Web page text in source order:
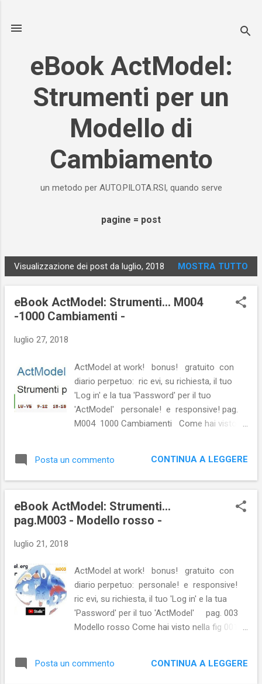
eBook ActModel:
Strumenti per un
Modello di
Cambiamento
un metodo per AUTO.PILOTA.RSI, quando serve
pagine = post
P
o
Visualizzazione dei post da luglio, 2018 MOSTRA TUTTO
eBook ActModel: Strumenti... M004
-1000 Cambiamenti -
luglio 27, 2018
ActModel at work! bonus! gratuito con
diario perpetuo: ric evi, su richiesta, il tuo
'Log in' e la tua 'Password' per il tuo
'ActModel' personale! e responsive! pag.
M004 1000 Cambiamenti Come hai visto
l'evidenziazione gialla richiama i progetti di
Cambiamento einsteiniano che si possono
scriveva nel 1934: <<Non pretendiamo che le
cose cambino, se continuiamo a fare le
nasce dall’angoscia come il giorno nasce
dalla notte oscura. E’ nella crisi che sorge
l’inventiva, le scoperte e le grandi strategie.
Chi supera la crisi supera sé stesso senza
essere superato. Chi attribuisce alla crisi i
Posta un commento CONTINUA A LEGGERE
eBook ActModel: Strumenti...
pag.M003 - Modello rosso -
luglio 21, 2018
ActModel at work! bonus! gratuito con
diario perpetuo: personale! e responsive!
ric evi, su richiesta, il tuo 'Log in' e la tua
'Password' per il tuo 'ActModel' pag. 003
Modello rosso Come hai visto nella fig 001-1
questo eBook è ActModel a 18 sinapsi
Posta un commento CONTINUA A LEGGERE